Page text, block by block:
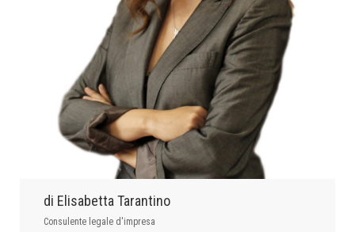
di Elisabetta Tarantino
Consulente legale d'impresa